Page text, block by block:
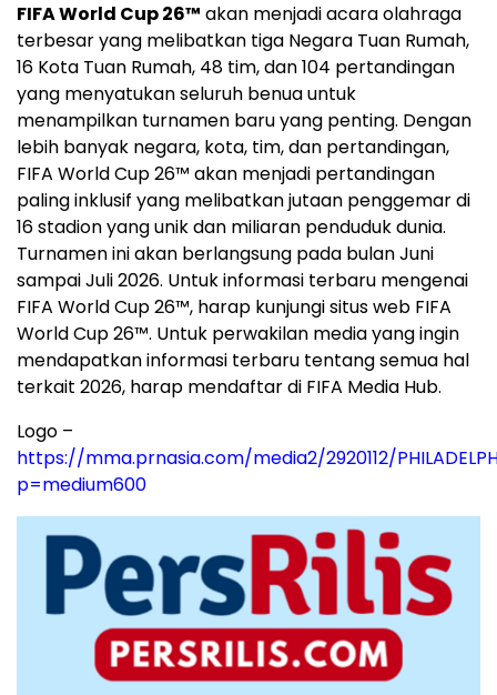
FIFA World Cup 26™ akan menjadi acara olahraga
terbesar yang melibatkan tiga Negara Tuan Rumah,
16 Kota Tuan Rumah, 48 tim, dan 104 pertandingan
yang menyatukan seluruh benua untuk
menampilkan turnamen baru yang penting. Dengan
lebih banyak negara, kota, tim, dan pertandingan,
FIFA World Cup 26™ akan menjadi pertandingan
paling inklusif yang melibatkan jutaan penggemar di
16 stadion yang unik dan miliaran penduduk dunia.
Turnamen ini akan berlangsung pada bulan Juni
sampai Juli 2026. Untuk informasi terbaru mengenai
FIFA World Cup 26™, harap kunjungi situs web FIFA
World Cup 26™. Untuk perwakilan media yang ingin
mendapatkan informasi terbaru tentang semua hal
terkait 2026, harap mendaftar di FIFA Media Hub.
Logo –
https://mma.prnasia.com/media2/2920112/
p=medium600